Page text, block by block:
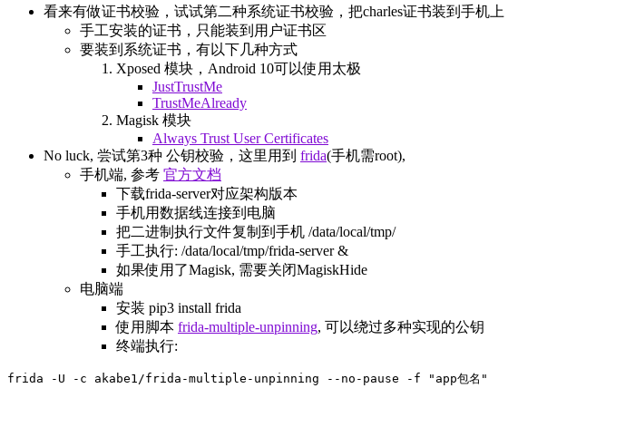
看来有做证书校验，试试第二种系统证书校验，把charles证书装到手机上
手工安装的证书，只能装到用户证书区
要装到系统证书，有以下几种方式
Xposed 模块，Android 10可以使用太极
JustTrustMe
TrustMeAlready
Magisk 模块
Always Trust User Certificates
No luck, 尝试第3种 公钥校验，这里用到 frida(手机需root),
手机端, 参考 官方文档
下载frida-server对应架构版本
手机用数据线连接到电脑
把二进制执行文件复制到手机 /data/local/tmp/
手工执行: /data/local/tmp/frida-server &
如果使用了Magisk, 需要关闭MagiskHide
电脑端
安装 pip3 install frida
使用脚本 frida-multiple-unpinning, 可以绕过多种实现的公钥
终端执行: